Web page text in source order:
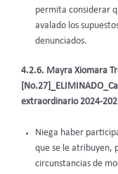
permita considerar
avalado los
denunciados.
4.2.6. Mayra Xiomara
extraordinario 2024-
Niega haber
que se le atribuyen,
circunstancias de